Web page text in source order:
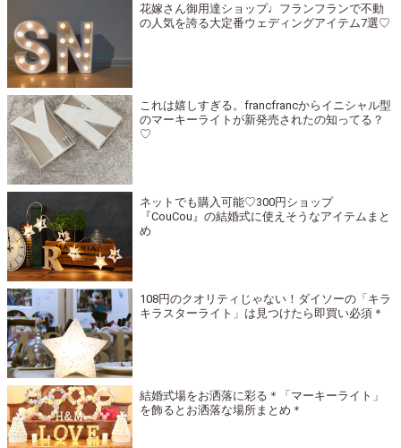
花嫁さん御用達ショップ♩フランフランで不動
の人気を誇る大定番ウェディングアイテム7選♡
これは嬉しすぎる。francfrancからイニシャル型
のマーキーライトが新発売されたの知ってる？
♡
ネットでも購入可能♡300円ショップ
『CouCou』の結婚式に使えそうなアイテムまと
め
108円のクオリティじゃない！ダイソーの「キラ
キラスターライト」は見つけたら即買い必須＊
結婚式場をお洒落に彩る＊「マーキーライト」
を飾るとお洒落な場所まとめ＊